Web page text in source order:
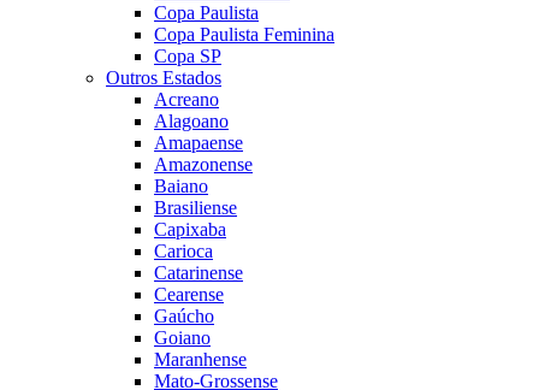
Copa Paulista
Copa Paulista Feminina
Copa SP
Outros Estados
Acreano
Alagoano
Amapaense
Amazonense
Baiano
Brasiliense
Capixaba
Carioca
Catarinense
Cearense
Gaúcho
Goiano
Maranhense
Mato-Grossense